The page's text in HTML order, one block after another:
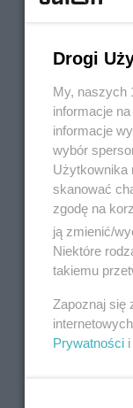
Drogi
My, naszych
informacje
informacje
wybór
Użytkownika
skanować
zgodę na
ją zmienić/
Niektóre
takiemu
Zapoznaj się
Prywatności i